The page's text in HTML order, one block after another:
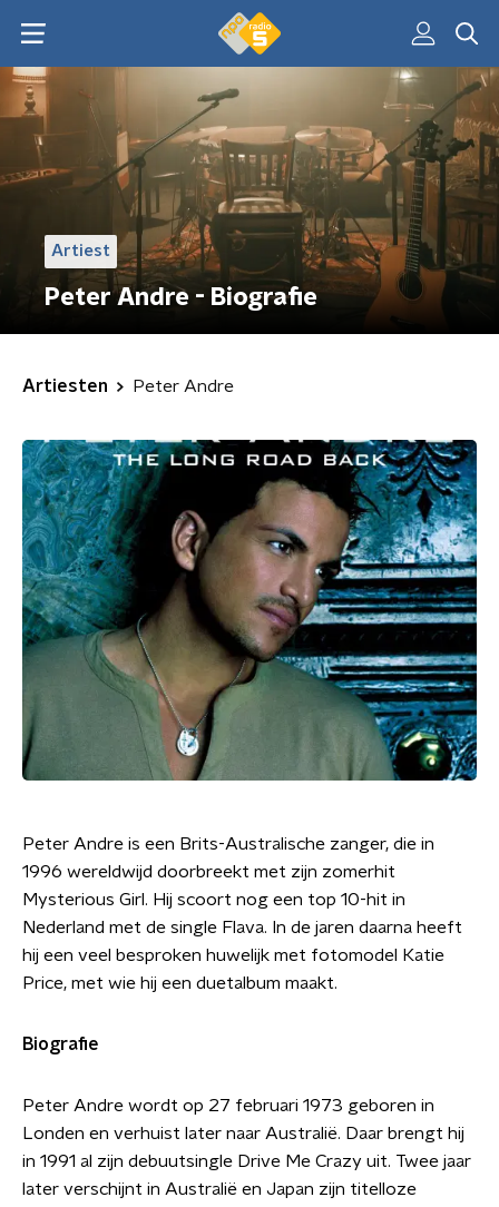
Artiest
Peter Andre - Biografie
Artiesten Peter Andre
Peter Andre is een Brits-Australische zanger, die in
1996 wereldwijd doorbreekt met zijn zomerhit
Mysterious Girl. Hij scoort nog een top 10-hit in
Nederland met de single Flava. In de jaren daarna heeft
hij een veel besproken huwelijk met fotomodel Katie
Price, met wie hij een duetalbum maakt.
Biografie
Peter Andre wordt op 27 februari 1973 geboren in
Londen en verhuist later naar Australië. Daar brengt hij
in 1991 al zijn debuutsingle Drive Me Crazy uit. Twee jaar
later verschijnt in Australië en Japan zijn titelloze